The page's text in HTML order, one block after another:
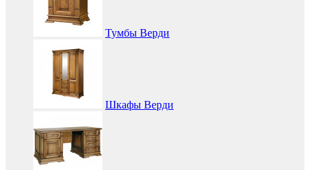
Тумбы Верди
Шкафы Верди